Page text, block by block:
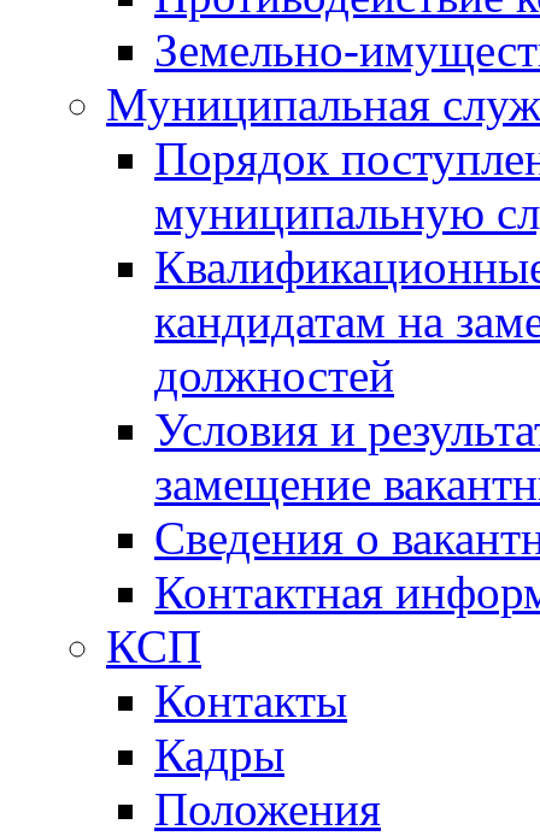
Земельно-
Муниципальная
Порядок
муниципальную
кандидатам на
должностей
Условия и
замещение
Сведения о
Контактная
КСП
Контакты
Кадры
Положения